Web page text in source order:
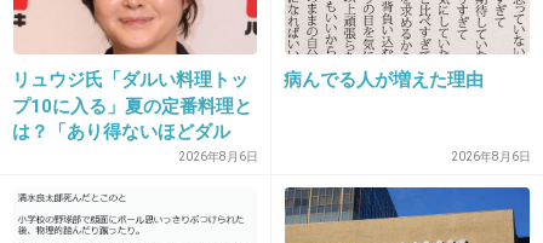
ナックスの文句の言い合いはある意味ジャレ合
ってるだけだと思う
28. 匿名2018/05/20(日) 01:13:56
リュウジ氏「ダルい料理トッ
プ10に入る」夏の定番料理と
は？「あり得ないほどダル
2026年8月6日
病んでる人が増えた理由
2026年8月6日